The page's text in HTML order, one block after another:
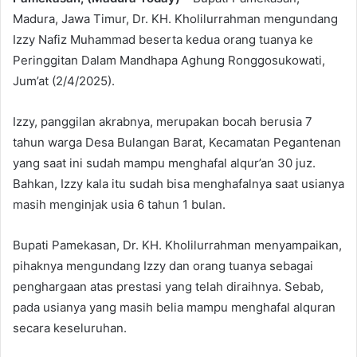
Madura, Jawa Timur, Dr. KH. Kholilurrahman mengundang
Izzy Nafiz Muhammad beserta kedua orang tuanya ke
Peringgitan Dalam Mandhapa Aghung Ronggosukowati,
Jum’at (2/4/2025).
Izzy, panggilan akrabnya, merupakan bocah berusia 7
tahun warga Desa Bulangan Barat, Kecamatan Pegantenan
yang saat ini sudah mampu menghafal alqur’an 30 juz.
Bahkan, Izzy kala itu sudah bisa menghafalnya saat usianya
masih menginjak usia 6 tahun 1 bulan.
Bupati Pamekasan, Dr. KH. Kholilurrahman menyampaikan,
pihaknya mengundang Izzy dan orang tuanya sebagai
penghargaan atas prestasi yang telah diraihnya. Sebab,
pada usianya yang masih belia mampu menghafal alquran
secara keseluruhan.